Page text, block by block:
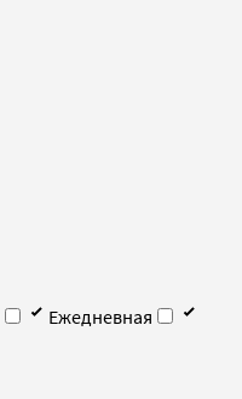
Ежедневная